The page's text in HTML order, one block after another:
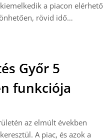
a piacon elérhető
rövid idő…
Győr 5
funkciója
az elmúlt években
A piac, és azok a